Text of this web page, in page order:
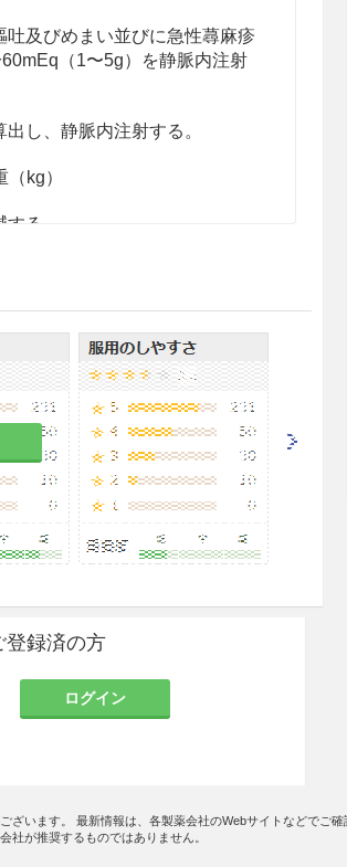
及びめまい並びに急性蕁麻疹
（1〜5g）を静脈内注射
し、静脈内注射する。
kg）
る。
ので、本剤の投与にあたって
ーシス発現の誘因となるおそ
環血液量を増すことから心臓
りやすく、症状が悪化するお
がある。］
る。］
る。］
登録済の方
ログイン
います。 最新情報は、各製薬会社のWebサイトなどでご確
社が推奨するものではありません。